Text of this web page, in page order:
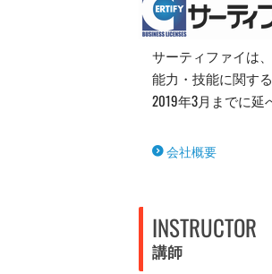
サーティファイは
能力・技能に関す
2019年3月までに延
会社概要
INSTRUCTOR
講師